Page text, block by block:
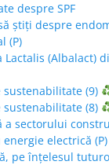
despre SPF
știți despre
(P)
Lactalis (Albalact)
(9)
(8)
a sectorului
electrică (P)
pe înțelesul